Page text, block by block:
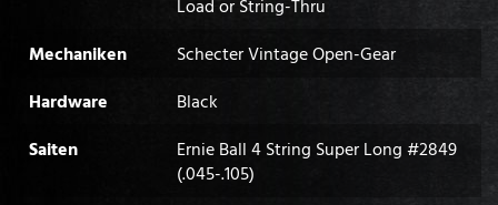
Mechaniken
Schecter Vintage Open-Gear
Hardware
Black
Saiten
Ernie Ball 4 String Super Long #2849
(.045-.105)